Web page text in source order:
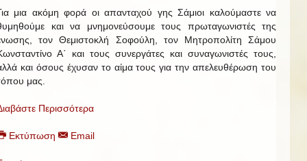
μια ακόμη φορά οι απανταχού γης Σάμιοι καλούμαστε να
και να μνημονεύσουμε τους πρωταγωνιστές της
τον Θεμιστοκλή Σοφούλη, τον Μητροπολίτη Σάμου
Α΄ και τους συνεργάτες και συναγωνιστές τους,
και όσους έχυσαν το αίμα τους για την απελευθέρωση του
μας.
Περισσότερα
Εκτύπωση Email